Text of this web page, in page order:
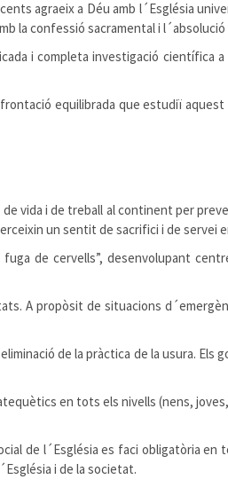
agraeix a Déu amb l´Església
la confessió sacramental i
i completa investigació
equilibrada que estudiï
vida i de treball al continent per
un sentit de sacrifici i de servei
de cervells”, desenvolupant
A propòsit de situacions
de la pràctica de la usura.
en tots els nivells (nens,
de l´Església es faci obligatòria
i de la societat.